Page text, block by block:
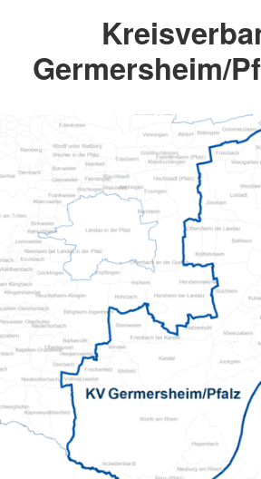
Germersheim/